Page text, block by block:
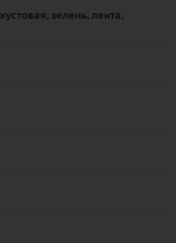
зелень, лента,